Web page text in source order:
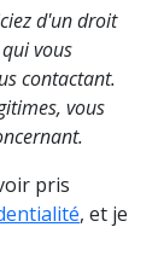
d'un droit
vous
contactant.
vous
pris
, et je